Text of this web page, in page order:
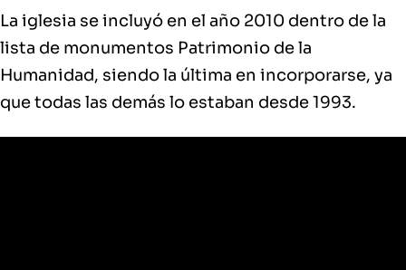
La iglesia se incluyó en el año 2010 dentro de la
lista de monumentos Patrimonio de la
Humanidad, siendo la última en incorporarse, ya
que todas las demás lo estaban desde 1993.